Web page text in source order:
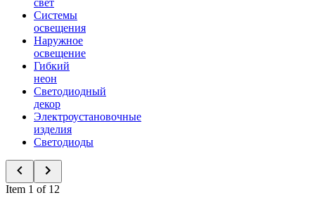
свет
Системы
освещения
Наружное
освещение
Гибкий
неон
Светодиодный
декор
Электроустановочные
изделия
Светодиоды
Item 1 of 12